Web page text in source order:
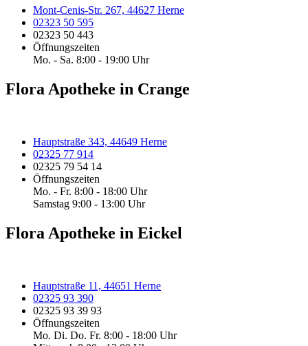
Mont-Cenis-Str. 267, 44627 Herne
02323 50 595
02323 50 443
Öffnungszeiten
Mo. - Sa. 8:00 - 19:00 Uhr
Flora Apotheke in Crange
Hauptstraße 343, 44649 Herne
02325 77 914
02325 79 54 14
Öffnungszeiten
Mo. - Fr. 8:00 - 18:00 Uhr
Samstag 9:00 - 13:00 Uhr
Flora Apotheke in Eickel
Hauptstraße 11, 44651 Herne
02325 93 390
02325 93 39 93
Öffnungszeiten
Mo. Di. Do. Fr. 8:00 - 18:00 Uhr